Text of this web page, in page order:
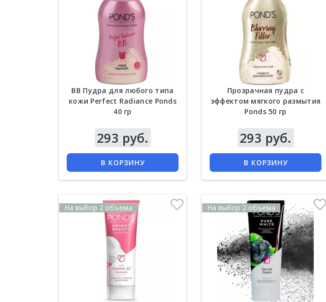
BB Пудра для любого типа
кожи Perfect Radiance Ponds
40 гр
293 руб.
КУПИТЬ
В КОРЗИНУ
Прозрачная пудра с
эффектом мягкого размытия
Ponds 50 гр
293 руб.
КУПИТЬ
В КОРЗИНУ
На выбор 2 объема На выбор 2 объема